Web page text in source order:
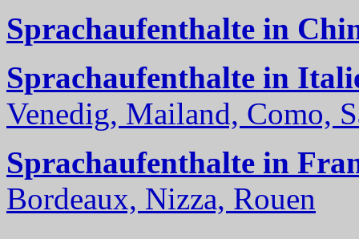
Sprachaufenthalte in
Sprachaufenthalte in
Venedig, Mailand, Como,
Sprachaufenthalte in
Bordeaux, Nizza, Rouen